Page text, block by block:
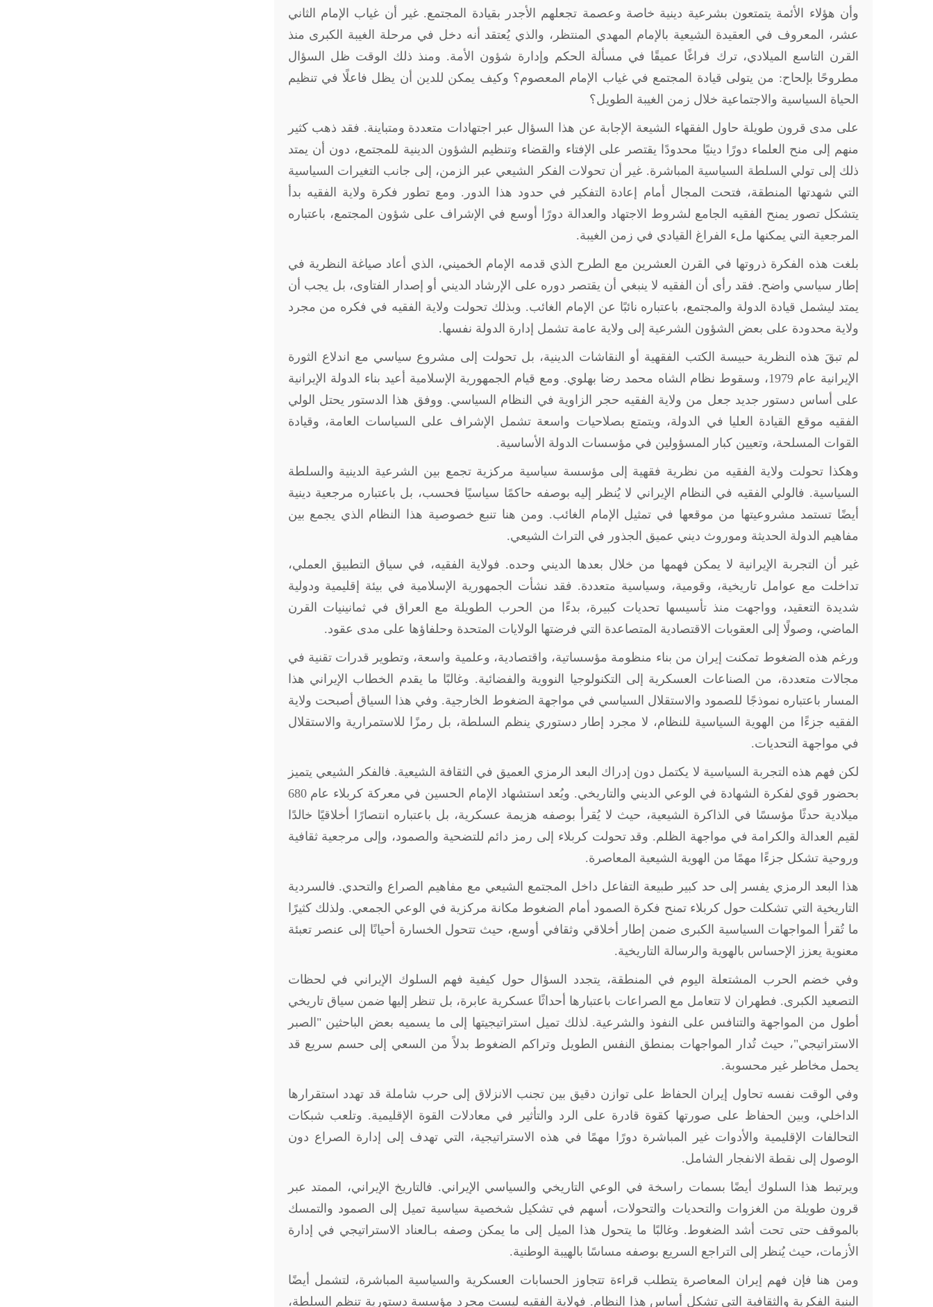
وأن هؤلاء الأئمة يتمتعون بشرعية دينية خاصة وعصمة تجعلهم الأجدر بقيادة المجتمع. غير أن غياب الإمام الثاني
عشر، المعروف في العقيدة الشيعية بالإمام المهدي المنتظر، والذي يُعتقد أنه دخل في مرحلة الغيبة الكبرى منذ
القرن التاسع الميلادي، ترك فراغًا عميقًا في مسألة الحكم وإدارة شؤون الأمة. ومنذ ذلك الوقت ظل السؤال
مطروحًا بإلحاح: من يتولى قيادة المجتمع في غياب الإمام المعصوم؟ وكيف يمكن للدين أن يظل فاعلًا في تنظيم
الحياة السياسية والاجتماعية خلال زمن الغيبة الطويل؟
على مدى قرون طويلة حاول الفقهاء الشيعة الإجابة عن هذا السؤال عبر اجتهادات متعددة ومتباينة. فقد ذهب كثير
منهم إلى منح العلماء دورًا دينيًا محدودًا يقتصر على الإفتاء والقضاء وتنظيم الشؤون الدينية للمجتمع، دون أن يمتد
ذلك إلى تولي السلطة السياسية المباشرة. غير أن تحولات الفكر الشيعي عبر الزمن، إلى جانب التغيرات السياسية
التي شهدتها المنطقة، فتحت المجال أمام إعادة التفكير في حدود هذا الدور. ومع تطور فكرة ولاية الفقيه بدأ
يتشكل تصور يمنح الفقيه الجامع لشروط الاجتهاد والعدالة دورًا أوسع في الإشراف على شؤون المجتمع، باعتباره
المرجعية التي يمكنها ملء الفراغ القيادي في زمن الغيبة.
بلغت هذه الفكرة ذروتها في القرن العشرين مع الطرح الذي قدمه الإمام الخميني، الذي أعاد صياغة النظرية في
إطار سياسي واضح. فقد رأى أن الفقيه لا ينبغي أن يقتصر دوره على الإرشاد الديني أو إصدار الفتاوى، بل يجب أن
يمتد ليشمل قيادة الدولة والمجتمع، باعتباره نائبًا عن الإمام الغائب. وبذلك تحولت ولاية الفقيه في فكره من مجرد
ولاية محدودة على بعض الشؤون الشرعية إلى ولاية عامة تشمل إدارة الدولة نفسها.
لم تبقَ هذه النظرية حبيسة الكتب الفقهية أو النقاشات الدينية، بل تحولت إلى مشروع سياسي مع اندلاع الثورة
الإيرانية عام 1979، وسقوط نظام الشاه محمد رضا بهلوي. ومع قيام الجمهورية الإسلامية أعيد بناء الدولة الإيرانية
على أساس دستور جديد جعل من ولاية الفقيه حجر الزاوية في النظام السياسي. ووفق هذا الدستور يحتل الولي
الفقيه موقع القيادة العليا في الدولة، ويتمتع بصلاحيات واسعة تشمل الإشراف على السياسات العامة، وقيادة
القوات المسلحة، وتعيين كبار المسؤولين في مؤسسات الدولة الأساسية.
وهكذا تحولت ولاية الفقيه من نظرية فقهية إلى مؤسسة سياسية مركزية تجمع بين الشرعية الدينية والسلطة
السياسية. فالولي الفقيه في النظام الإيراني لا يُنظر إليه بوصفه حاكمًا سياسيًا فحسب، بل باعتباره مرجعية دينية
أيضًا تستمد مشروعيتها من موقعها في تمثيل الإمام الغائب. ومن هنا تنبع خصوصية هذا النظام الذي يجمع بين
مفاهيم الدولة الحديثة وموروث ديني عميق الجذور في التراث الشيعي.
غير أن التجربة الإيرانية لا يمكن فهمها من خلال بعدها الديني وحده. فولاية الفقيه، في سياق التطبيق العملي،
تداخلت مع عوامل تاريخية، وقومية، وسياسية متعددة. فقد نشأت الجمهورية الإسلامية في بيئة إقليمية ودولية
شديدة التعقيد، وواجهت منذ تأسيسها تحديات كبيرة، بدءًا من الحرب الطويلة مع العراق في ثمانينيات القرن
الماضي، وصولًا إلى العقوبات الاقتصادية المتصاعدة التي فرضتها الولايات المتحدة وحلفاؤها على مدى عقود.
ورغم هذه الضغوط تمكنت إيران من بناء منظومة مؤسساتية، واقتصادية، وعلمية واسعة، وتطوير قدرات تقنية في
مجالات متعددة، من الصناعات العسكرية إلى التكنولوجيا النووية والفضائية. وغالبًا ما يقدم الخطاب الإيراني هذا
المسار باعتباره نموذجًا للصمود والاستقلال السياسي في مواجهة الضغوط الخارجية. وفي هذا السياق أصبحت ولاية
الفقيه جزءًا من الهوية السياسية للنظام، لا مجرد إطار دستوري ينظم السلطة، بل رمزًا للاستمرارية والاستقلال
في مواجهة التحديات.
لكن فهم هذه التجربة السياسية لا يكتمل دون إدراك البعد الرمزي العميق في الثقافة الشيعية. فالفكر الشيعي يتميز
بحضور قوي لفكرة الشهادة في الوعي الديني والتاريخي. ويُعد استشهاد الإمام الحسين في معركة كربلاء عام 680
ميلادية حدثًا مؤسسًا في الذاكرة الشيعية، حيث لا يُقرأ بوصفه هزيمة عسكرية، بل باعتباره انتصارًا أخلاقيًا خالدًا
لقيم العدالة والكرامة في مواجهة الظلم. وقد تحولت كربلاء إلى رمز دائم للتضحية والصمود، وإلى مرجعية ثقافية
وروحية تشكل جزءًا مهمًا من الهوية الشيعية المعاصرة.
هذا البعد الرمزي يفسر إلى حد كبير طبيعة التفاعل داخل المجتمع الشيعي مع مفاهيم الصراع والتحدي. فالسردية
التاريخية التي تشكلت حول كربلاء تمنح فكرة الصمود أمام الضغوط مكانة مركزية في الوعي الجمعي. ولذلك كثيرًا
ما تُقرأ المواجهات السياسية الكبرى ضمن إطار أخلاقي وثقافي أوسع، حيث تتحول الخسارة أحيانًا إلى عنصر تعبئة
معنوية يعزز الإحساس بالهوية والرسالة التاريخية.
وفي خضم الحرب المشتعلة اليوم في المنطقة، يتجدد السؤال حول كيفية فهم السلوك الإيراني في لحظات
التصعيد الكبرى. فطهران لا تتعامل مع الصراعات باعتبارها أحداثًا عسكرية عابرة، بل تنظر إليها ضمن سياق تاريخي
أطول من المواجهة والتنافس على النفوذ والشرعية. لذلك تميل استراتيجيتها إلى ما يسميه بعض الباحثين" الصبر
الاستراتيجي"، حيث تُدار المواجهات بمنطق النفس الطويل وتراكم الضغوط بدلاً من السعي إلى حسم سريع قد
يحمل مخاطر غير محسوبة.
وفي الوقت نفسه تحاول إيران الحفاظ على توازن دقيق بين تجنب الانزلاق إلى حرب شاملة قد تهدد استقرارها
الداخلي، وبين الحفاظ على صورتها كقوة قادرة على الرد والتأثير في معادلات القوة الإقليمية. وتلعب شبكات
التحالفات الإقليمية والأدوات غير المباشرة دورًا مهمًا في هذه الاستراتيجية، التي تهدف إلى إدارة الصراع دون
الوصول إلى نقطة الانفجار الشامل.
ويرتبط هذا السلوك أيضًا بسمات راسخة في الوعي التاريخي والسياسي الإيراني. فالتاريخ الإيراني، الممتد عبر
قرون طويلة من الغزوات والتحديات والتحولات، أسهم في تشكيل شخصية سياسية تميل إلى الصمود والتمسك
بالموقف حتى تحت أشد الضغوط. وغالبًا ما يتحول هذا الميل إلى ما يمكن وصفه بـالعناد الاستراتيجي في إدارة
الأزمات، حيث يُنظر إلى التراجع السريع بوصفه مساسًا بالهيبة الوطنية.
ومن هنا فإن فهم إيران المعاصرة يتطلب قراءة تتجاوز الحسابات العسكرية والسياسية المباشرة، لتشمل أيضًا
البنية الفكرية والثقافية التي تشكل أساس هذا النظام. فولاية الفقيه ليست مجرد مؤسسة دستورية تنظم السلطة،